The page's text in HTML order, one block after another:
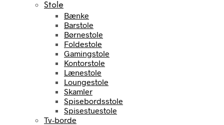
Stole
Bænke
Barstole
Børnestole
Foldestole
Gamingstole
Kontorstole
Lænestole
Loungestole
Skamler
Spisebordsstole
Spisestuestole
Tv-borde